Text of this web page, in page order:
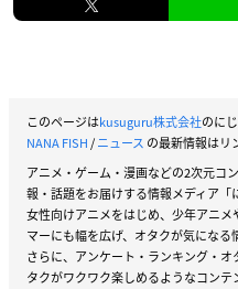
このページはkusuguru株式会社のに
NANA FISH/ニュース の最新情報はリ
アニメ・ゲーム・漫画などの2次元コ
報・話題をお届けする情報メディア「
女性向けアニメをはじめ、少年アニ
マーにも幅を広げ、オタクが気になる
さらに、アンケート・ランキング・
タクがワクワク楽しめるようなコンテ